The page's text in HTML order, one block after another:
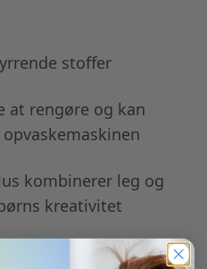
stoffer
at rengøre og kan
kombinerer leg og
kreativitet
til de mindste børn